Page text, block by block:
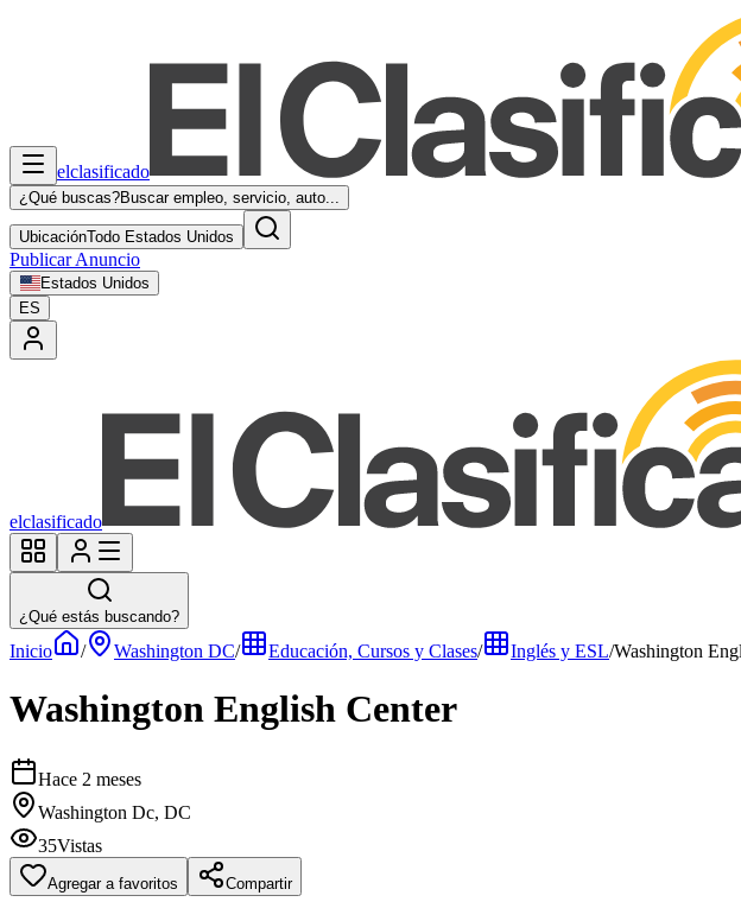
elclasificado
¿Qué buscas?Buscar empleo, servicio, auto...
UbicaciónTodo Estados Unidos
Publicar Anuncio
Estados Unidos
ES
elclasificado
¿Qué estás buscando?
Inicio / Washington DC/ Educación, Cursos y Clases/ Inglés y ESL/Washington
Washington English Center
Hace 2 meses
Washington Dc, DC
35Vistas
Agregar a favoritos Compartir